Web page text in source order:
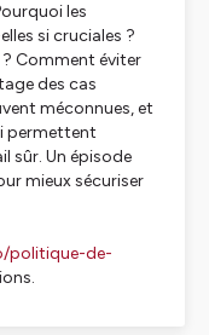
les
si cruciales ?
? Comment éviter
des cas
méconnues, et
permettent
sûr. Un épisode
mieux sécuriser
politique-de-